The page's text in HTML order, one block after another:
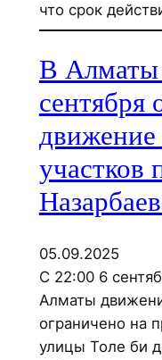
что срок
В Алматы
сентября
участков
05.09.2025
С 22:00 6
Алматы
ограничено на
улицы Толе би